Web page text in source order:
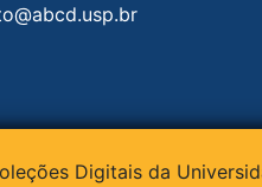
Digitais da